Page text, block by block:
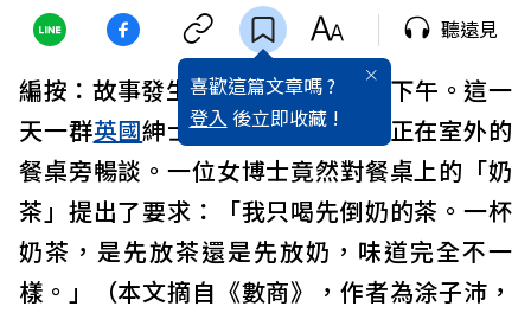
喜歡這篇文章嗎 ?
登入 後立即收藏 !
聽遠見
編按：故事發生在1920年代的一個下午。這一
天一群英國紳士和穿著禮服的女士正在室外的
餐桌旁暢談。一位女博士竟然對餐桌上的「奶
茶」提出了要求：「我只喝先倒奶的茶。一杯
奶茶，是先放茶還是先放奶，味道完全不一
樣。」（本文摘自《數商》，作者為涂子沛，